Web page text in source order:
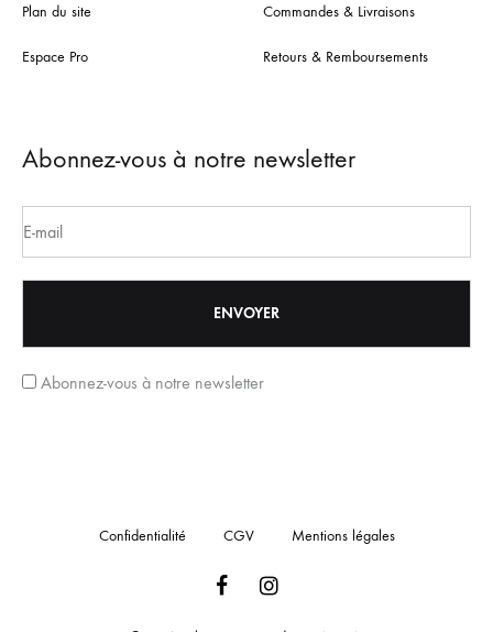
Plan du site
Espace Pro
Commandes & Livraisons
Retours & Remboursements
Abonnez-vous à notre newsletter
Abonnez-vous à notre newsletter
Confidentialité CGV Mentions légales
FacebookInstagram